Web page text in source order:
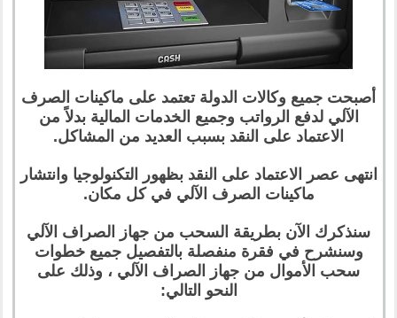
أصبحت جميع وكالات الدولة تعتمد على ماكينات الصرف
الآلي لدفع الرواتب وجميع الخدمات المالية بدلاً من
الاعتماد على النقد بسبب العديد من المشاكل.
انتهى عصر الاعتماد على النقد بظهور التكنولوجيا وانتشار
ماكينات الصرف الآلي في كل مكان.
سنذكرك الآن بطريقة السحب من جهاز الصراف الآلي
وسنشرح في فقرة منفصلة بالتفصيل جميع خطوات
سحب الأموال من جهاز الصراف الآلي ، وذلك على
النحو التالي: